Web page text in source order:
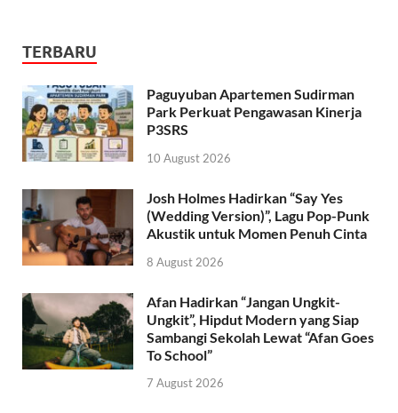
TERBARU
Paguyuban Apartemen Sudirman
Park Perkuat Pengawasan Kinerja
P3SRS
10 August 2026
Josh Holmes Hadirkan “Say Yes
(Wedding Version)”, Lagu Pop-Punk
Akustik untuk Momen Penuh Cinta
8 August 2026
Afan Hadirkan “Jangan Ungkit-
Ungkit”, Hipdut Modern yang Siap
Sambangi Sekolah Lewat “Afan Goes
To School”
7 August 2026